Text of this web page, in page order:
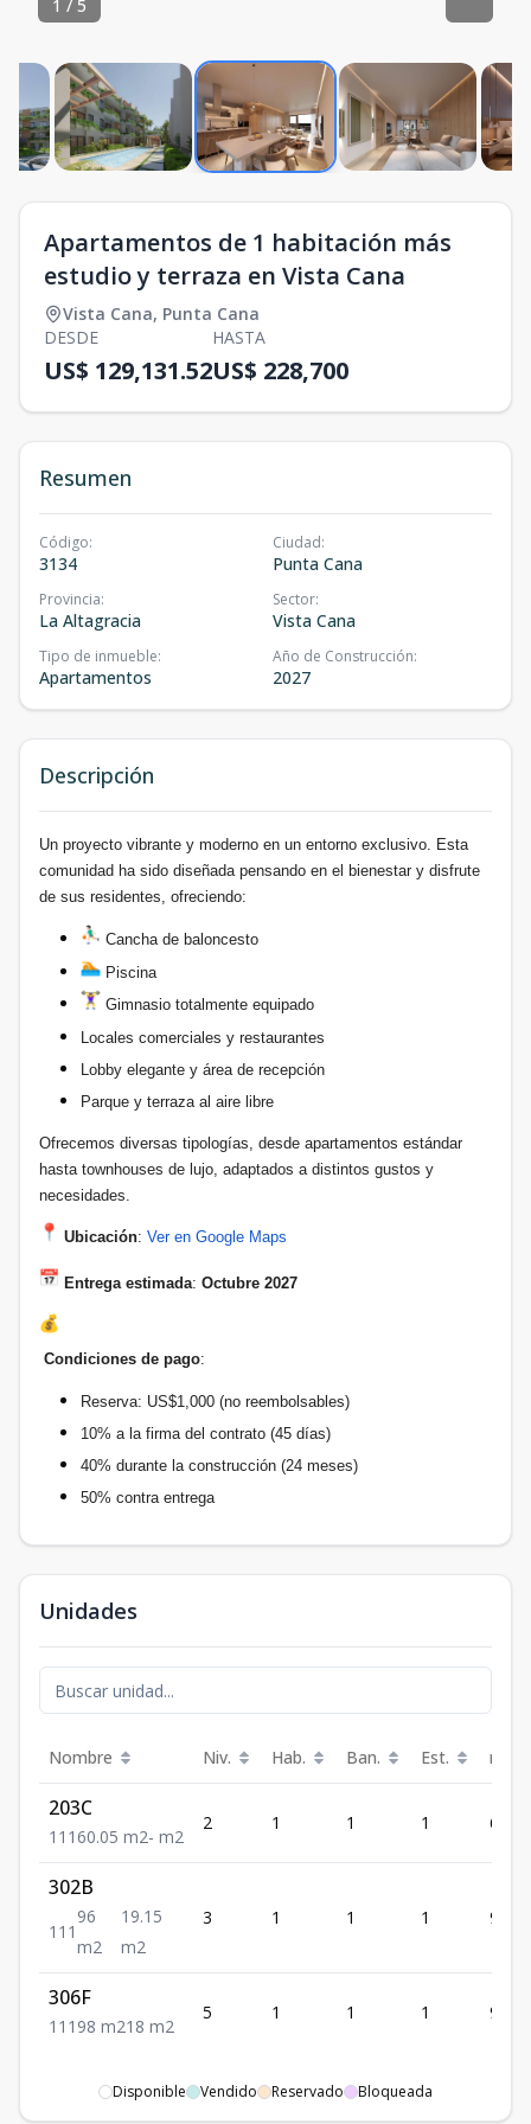
1 / 5
Apartamentos de 1 habitación más
estudio y terraza en Vista Cana
Vista Cana, Punta Cana
DESDE
US$ 129,131.52
HASTA
US$ 228,700
Resumen
Código:
3134
Ciudad:
Punta Cana
Provincia:
La Altagracia
Sector:
Vista Cana
Tipo de inmueble:
Apartamentos
Año de Construcción:
2027
Descripción
Un proyecto vibrante y moderno en un entorno exclusivo. Esta
comunidad ha sido diseñada pensando en el bienestar y disfrute
de sus residentes, ofreciendo:
Cancha de baloncesto
Piscina
Gimnasio totalmente equipado
Locales comerciales y restaurantes
Lobby elegante y área de recepción
Parque y terraza al aire libre
Ofrecemos diversas tipologías, desde apartamentos estándar
hasta townhouses de lujo, adaptados a distintos gustos y
necesidades.
Ubicación: Ver en Google Maps
Entrega estimada: Octubre 2027
Condiciones de pago:
Reserva: US$1,000 (no reembolsables)
10% a la firma del contrato (45 días)
40% durante la construcción (24 meses)
50% contra entrega
Unidades
Nombre Niv. Hab. Ban. Est. m²
203C
1 1 1 60.05 m2- m2
2 1 1 1 60.05
302B
1 1 1
96
m2
19.15
m2
3 1 1 1 96
306F
1 1 1 98 m218 m2
5 1 1 1 98
Disponible Vendido Reservado Bloqueada